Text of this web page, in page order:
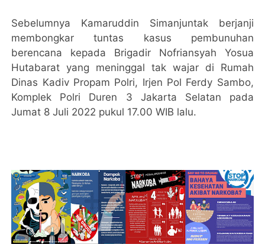
Sebelumnya Kamaruddin Simanjuntak berjanji
membongkar tuntas kasus pembunuhan
berencana kepada Brigadir Nofriansyah Yosua
Hutabarat yang meninggal tak wajar di Rumah
Dinas Kadiv Propam Polri, Irjen Pol Ferdy Sambo,
Komplek Polri Duren 3 Jakarta Selatan pada
Jumat 8 Juli 2022 pukul 17.00 WIB lalu.